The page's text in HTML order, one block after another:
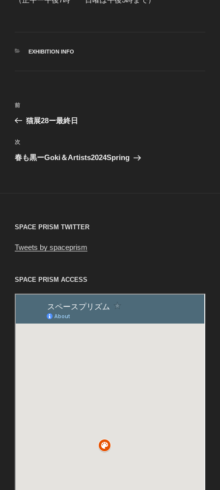
カ
EXHIBITION INFO
投
ビ
ゲ
前
の
稿
前
猫展28ー最終日
次
の
次
春も黒ーGoki＆Artists2024Spring
SPACE PRISM TWITTER
Tweets by spaceprism
SPACE PRISM ACCESS